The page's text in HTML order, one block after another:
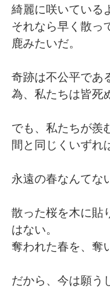
綺麗に咲いている
それなら早く散っ
鹿みたいだ。
奇跡は不公平であ
為、私たちは皆死
でも、私たちが羨
間と同じくいずれ
永遠の春なんてな
散った桜を木に貼
はない。
奪われた春を、奪
だから、今は願う